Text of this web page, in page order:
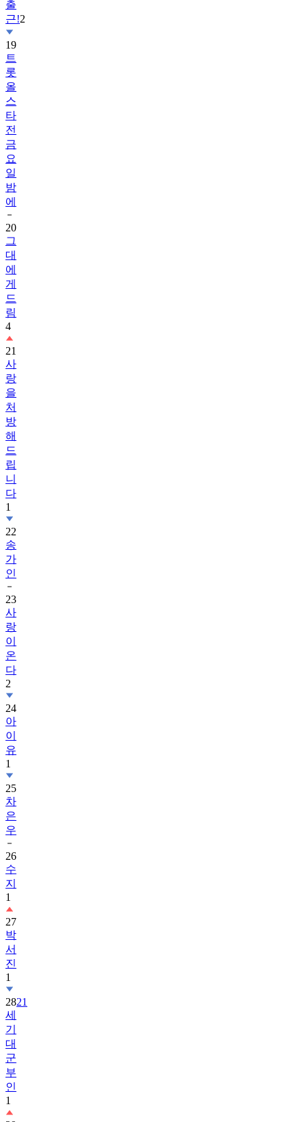
출
근!2
19
트
롯
올
스
타
전
금
요
일
밤
에
20
그
대
에
게
드
림
4
21
사
랑
을
처
방
해
드
립
니
다
1
22
송
가
인
23
사
랑
이
온
다
2
24
아
이
유
1
25
차
은
우
26
수
지
1
27
박
서
진
1
2821
세
기
대
군
부
인
1